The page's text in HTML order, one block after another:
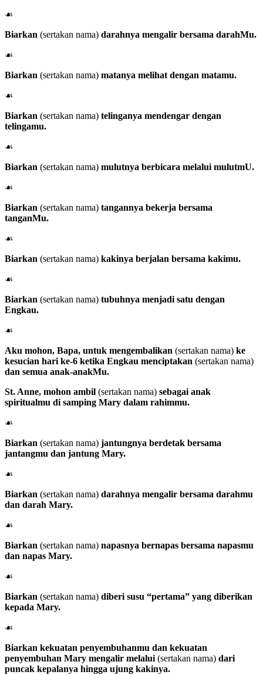
☙
Biarkan (sertakan nama) darahnya mengalir bersama darahMu.
☙
Biarkan (sertakan nama) matanya melihat dengan matamu.
☙
Biarkan (sertakan nama) telinganya mendengar dengan
telingamu.
☙
Biarkan (sertakan nama) mulutnya berbicara melalui mulutmU.
☙
Biarkan (sertakan nama) tangannya bekerja bersama
tanganMu.
☙
Biarkan (sertakan nama) kakinya berjalan bersama kakimu.
☙
Biarkan (sertakan nama) tubuhnya menjadi satu dengan
Engkau.
☙
Aku mohon, Bapa, untuk mengembalikan (sertakan nama) ke
kesucian hari ke-6 ketika Engkau menciptakan (sertakan nama)
dan semua anak-anakMu.
St. Anne, mohon ambil (sertakan nama) sebagai anak
spiritualmu di samping Mary dalam rahimmu.
☙
Biarkan (sertakan nama) jantungnya berdetak bersama
jantangmu dan jantung Mary.
☙
Biarkan (sertakan nama) darahnya mengalir bersama darahmu
dan darah Mary.
☙
Biarkan (sertakan nama) napasnya bernapas bersama napasmu
dan napas Mary.
☙
Biarkan (sertakan nama) diberi susu “pertama” yang diberikan
kepada Mary.
☙
Biarkan kekuatan penyembuhanmu dan kekuatan
penyembuhan Mary mengalir melalui (sertakan nama) dari
puncak kepalanya hingga ujung kakinya.